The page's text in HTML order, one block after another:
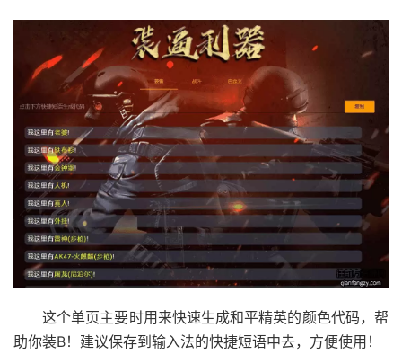
这个单页主要时用来快速生成和平精英的颜色代码，帮
助你装B！建议保存到输入法的快捷短语中去，方便使用！